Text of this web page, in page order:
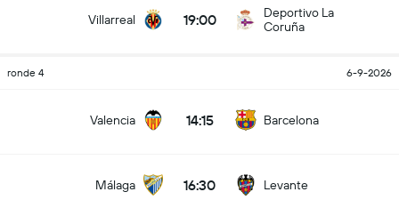
Villarreal 19:00
Deportivo La
Coruña
ronde 4 6-9-2026
Valencia 14:15 Barcelona
Málaga 16:30 Levante